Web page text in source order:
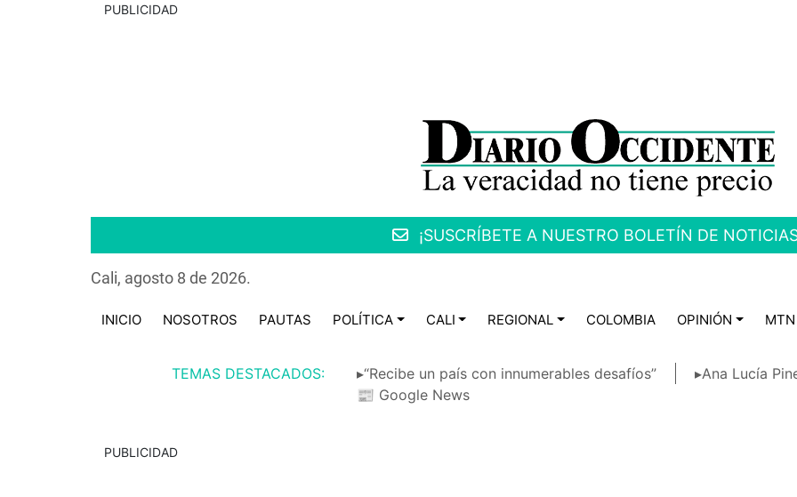
PUBLICIDAD
¡SUSCRÍBETE A NUESTRO BOLETÍN DE
Cali, agosto 8 de 2026.
INICIO NOSOTROS PAUTAS POLÍTICA CALI REGIONAL COLOMBIA OPINIÓN MTN
TEMAS DESTACADOS: ▸“Recibe un país con innumerables desafíos”
▸Ana Lucía
📰 Google News
PUBLICIDAD